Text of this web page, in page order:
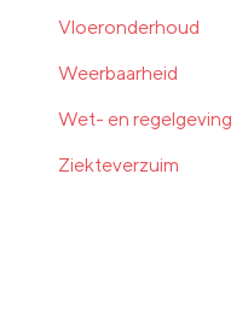
Vloeronderhoud
Weerbaarheid
Wet- en regelgeving
Ziekteverzuim